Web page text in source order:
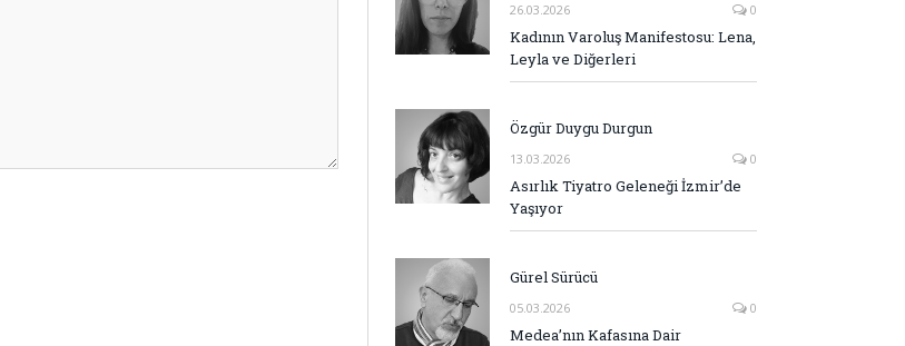
26.03.2026 0
Kadının Varoluş Manifestosu: Lena,
Leyla ve Diğerleri
Özgür Duygu Durgun
13.03.2026 0
Asırlık Tiyatro Geleneği İzmir’de
Yaşıyor
Gürel Sürücü
05.03.2026 0
Medea’nın Kafasına Dair